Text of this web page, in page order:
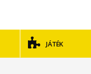
JÁTÉK